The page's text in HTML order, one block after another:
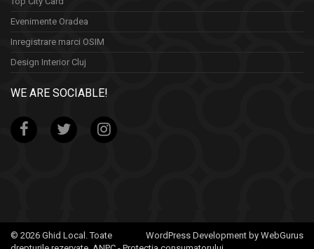
Evenimente Oradea
Inregistrare marci OSIM
Design Interior Cluj
WE ARE SOCIABLE!
WordPress Development by WebGurus
© 2026 Ghid Local. Toate